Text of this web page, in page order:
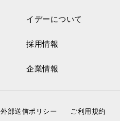
イデーについて
採用情報
企業情報
外部送信ポリシー ご利用規約